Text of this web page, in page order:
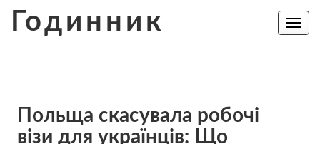
Годинник
Toggle
Польща скасувала робочі
візи для українців: Що